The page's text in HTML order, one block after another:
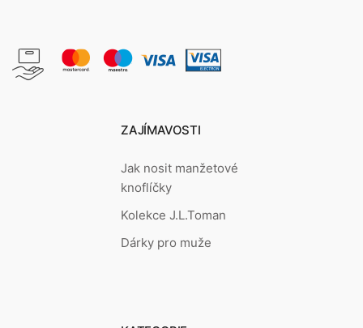
ZAJÍMAVOSTI
Jak nosit manžetové
knoflíčky
Kolekce J.L.Toman
Dárky pro muže